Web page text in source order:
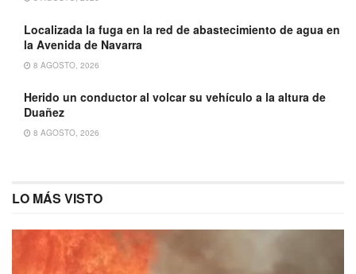
Localizada la fuga en la red de abastecimiento de agua en
la Avenida de Navarra
8 AGOSTO, 2026
Herido un conductor al volcar su vehículo a la altura de
Duañez
8 AGOSTO, 2026
LO MÁS VISTO